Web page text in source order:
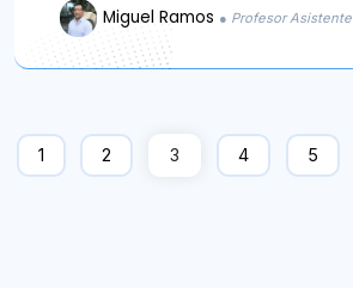
Miguel Ramos ● Profesor Asistente
1 2 3 4 5